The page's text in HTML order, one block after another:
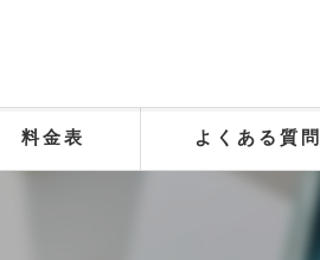
料金表 よくある質問